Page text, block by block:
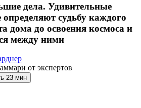
дела. Удивительные
судьбу каждого
дома до освоения космоса и
между ними
от экспертов
23 мин